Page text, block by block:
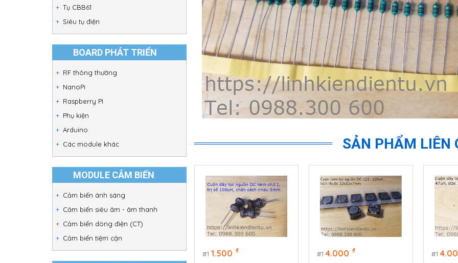
Tụ CBB61
Siêu tụ điện
BOARD PHÁT TRIỂN
RF thông thường
NanoPi
Raspberry PI
Phụ kiện
Arduino
Các module khác
MODULE CẢM BIẾN
Cảm biến ánh sáng
Cảm biến siêu âm - âm thanh
Cảm biến dòng điện (CT)
Cảm biến tiệm cận
SẢN PHẨM LIÊN
1 1.500 ₫ 1 4.000 ₫ 1